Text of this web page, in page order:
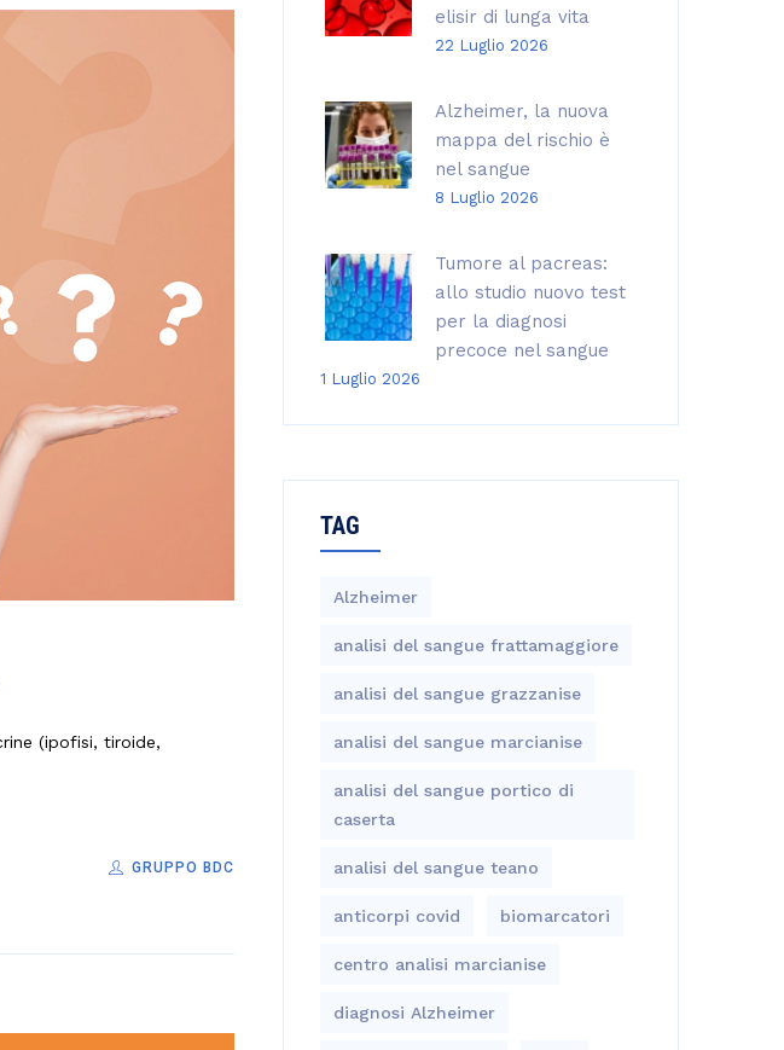
(ipofisi, tiroide,
GRUPPO BDC
elisir di lunga vita
22 Luglio 2026
Alzheimer, la nuova
mappa del rischio è
nel sangue
8 Luglio 2026
Tumore al pacreas:
allo studio nuovo test
per la diagnosi
precoce nel sangue
1 Luglio 2026
TAG
Alzheimer
analisi del sangue frattamaggiore
analisi del sangue grazzanise
analisi del sangue marcianise
analisi del sangue portico di
caserta
analisi del sangue teano
anticorpi covid biomarcatori
centro analisi marcianise
diagnosi Alzheimer